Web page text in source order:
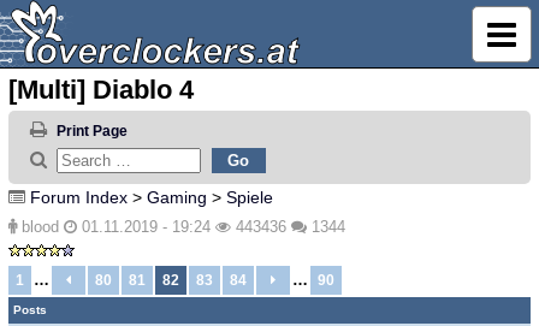
[Multi] Diablo 4
Print Page
Forum Index > Gaming > Spiele
blood 01.11.2019 - 19:24 443436 1344
1 … 80 81 82 83 84 … 90
Posts